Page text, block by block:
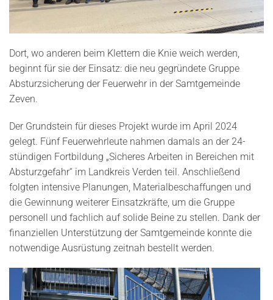
Dort, wo anderen beim Klettern die Knie weich werden,
beginnt für sie der Einsatz: die neu gegründete Gruppe
Absturzsicherung der Feuerwehr in der Samtgemeinde
Zeven.
Der Grundstein für dieses Projekt wurde im April 2024
gelegt. Fünf Feuerwehrleute nahmen damals an der 24-
stündigen Fortbildung „Sicheres Arbeiten in Bereichen mit
Absturzgefahr“ im Landkreis Verden teil. Anschließend
folgten intensive Planungen, Materialbeschaffungen und
die Gewinnung weiterer Einsatzkräfte, um die Gruppe
personell und fachlich auf solide Beine zu stellen. Dank der
finanziellen Unterstützung der Samtgemeinde konnte die
notwendige Ausrüstung zeitnah bestellt werden.